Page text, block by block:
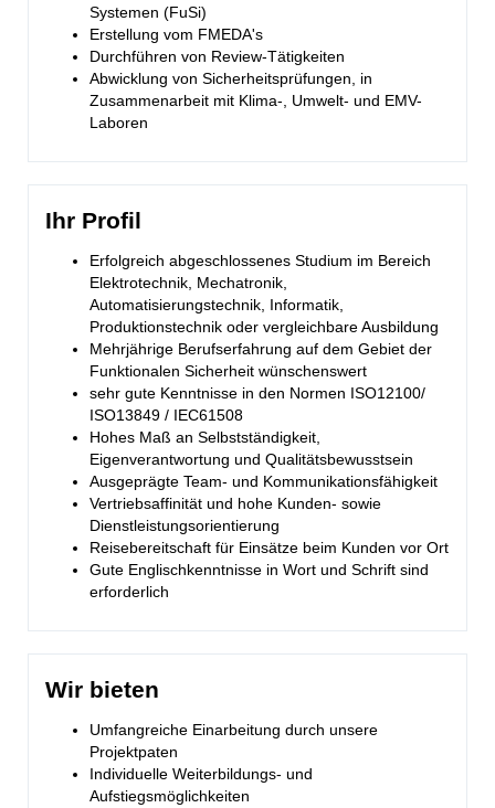
Systemen (FuSi)
Erstellung vom FMEDA's
Durchführen von Review-Tätigkeiten
Abwicklung von Sicherheitsprüfungen, in
Zusammenarbeit mit Klima-, Umwelt- und EMV-
Laboren
Ihr Profil
Erfolgreich abgeschlossenes Studium im Bereich
Elektrotechnik, Mechatronik,
Automatisierungstechnik, Informatik,
Produktionstechnik oder vergleichbare Ausbildung
Mehrjährige Berufserfahrung auf dem Gebiet der
Funktionalen Sicherheit wünschenswert
sehr gute Kenntnisse in den Normen ISO12100/
ISO13849 / IEC61508
Hohes Maß an Selbstständigkeit,
Eigenverantwortung und Qualitätsbewusstsein
Ausgeprägte Team- und Kommunikationsfähigkeit
Vertriebsaffinität und hohe Kunden- sowie
Dienstleistungsorientierung
Reisebereitschaft für Einsätze beim Kunden vor Ort
Gute Englischkenntnisse in Wort und Schrift sind
erforderlich
Wir bieten
Umfangreiche Einarbeitung durch unsere
Projektpaten
Individuelle Weiterbildungs- und
Aufstiegsmöglichkeiten